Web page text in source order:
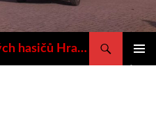
SH ČMS – Sbor dobrovolných hasičů Hrabová